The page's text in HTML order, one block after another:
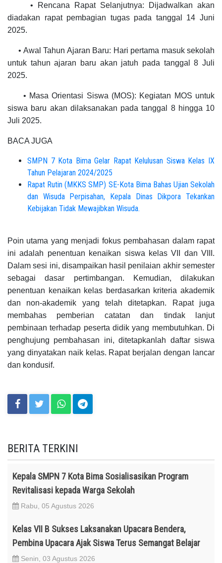
• Rencana Rapat Selanjutnya: Dijadwalkan akan
diadakan rapat pembagian tugas pada tanggal 14 Juni
2025.
• Awal Tahun Ajaran Baru: Hari pertama masuk sekolah
untuk tahun ajaran baru akan jatuh pada tanggal 8 Juli
2025.
• Masa Orientasi Siswa (MOS): Kegiatan MOS untuk
siswa baru akan dilaksanakan pada tanggal 8 hingga 10
Juli 2025.
BACA JUGA
SMPN 7 Kota Bima Gelar Rapat Kelulusan Siswa Kelas IX
Tahun Pelajaran 2024/2025
Rapat Rutin (MKKS SMP) SE-Kota Bima Bahas Ujian Sekolah
dan Wisuda Perpisahan, Kepala Dinas Dikpora Tekankan
Kebijakan Tidak Mewajibkan Wisuda.
Poin utama yang menjadi fokus pembahasan dalam rapat
ini adalah penentuan kenaikan siswa kelas VII dan VIII.
Dalam sesi ini, disampaikan hasil penilaian akhir semester
sebagai dasar pertimbangan. Kemudian, dilakukan
penentuan kenaikan kelas berdasarkan kriteria akademik
dan non-akademik yang telah ditetapkan. Rapat juga
membahas pemberian catatan dan tindak lanjut
pembinaan terhadap peserta didik yang membutuhkan. Di
penghujung pembahasan ini, ditetapkanlah daftar siswa
yang dinyatakan naik kelas. Rapat berjalan dengan lancar
dan kondusif.
BERITA TERKINI
Kepala SMPN 7 Kota Bima Sosialisasikan Program
Revitalisasi kepada Warga Sekolah
Rabu, 05 Agustus 2026
Kelas VII B Sukses Laksanakan Upacara Bendera,
Pembina Upacara Ajak Siswa Terus Semangat Belajar
Senin, 03 Agustus 2026